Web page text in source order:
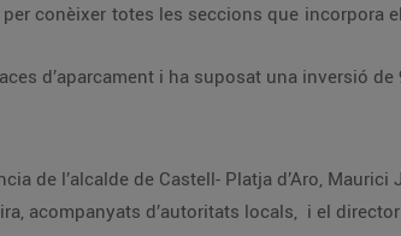
L’establiment té una superfície construïda de 841m², 219 places d’aparcament i ha